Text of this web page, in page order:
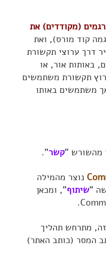
(מקודדים) את
קוד מורס), ואת
דרך ערוצי תקשורת
באותות אור, או
תקשורת משתמשים
משתמשים באותו
מהשורש "קשר".
נוצר מהמילה
שיתוף", ומכאן
מתרחש תהליך
המסר (כותב האתר)